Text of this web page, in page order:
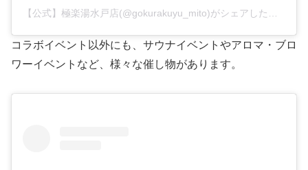
コラボイベント以外にも、サウナイベントやアロマ・ブロ
ワーイベントなど、様々な催し物があります。